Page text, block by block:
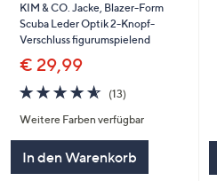
KIM & CO. Jacke, Blazer-Form
Scuba Leder Optik 2-Knopf-
Verschluss figurumspielend
€ 29,99
4.5
von
5
(13)13
Weitere Farben verfügbar
In den Warenkorb